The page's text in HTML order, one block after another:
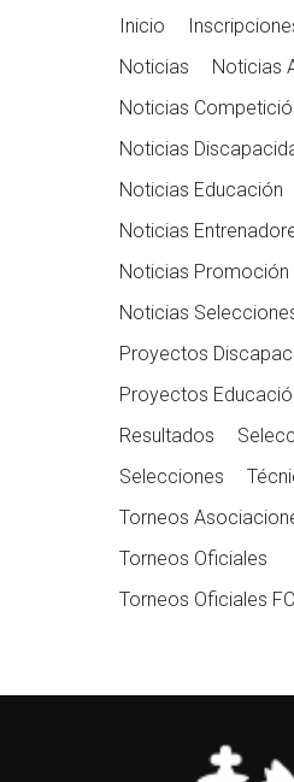
Inicio
Noticias
Noticias
Noticias
Noticias
Noticias Educación
Noticias
Noticias Promoción
Noticias
Proyectos
Proyectos
Resultados
Selecciones
Torneos
Torneos Oficiales
Torneos Oficiales